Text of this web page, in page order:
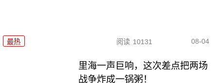
最热 阅读 10131 08-04
里海一声巨响，这次差点把两场
战争炸成一锅粥！